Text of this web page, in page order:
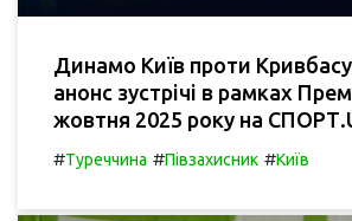
Динамо Київ проти
анонс зустрічі в рамках
жовтня 2025 року на
#Туреччина #Півзахисник #Київ